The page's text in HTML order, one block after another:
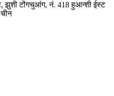
झुशी टोंगचुआंग, नं. 418 हुआन्शी ईस्ट